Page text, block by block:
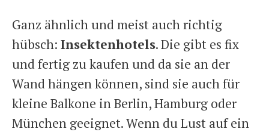
Ganz ähnlich und meist auch richtig
hübsch: Insektenhotels. Die gibt es fix
und fertig zu kaufen und da sie an der
Wand hängen können, sind sie auch für
kleine Balkone in Berlin, Hamburg oder
München geeignet. Wenn du Lust auf ein